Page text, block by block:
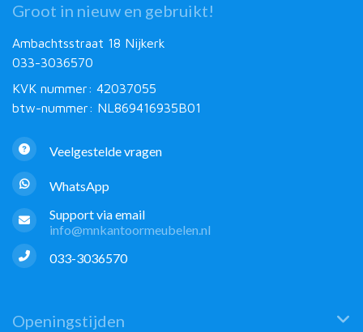
Groot in nieuw en gebruikt!
Ambachtsstraat 18 Nijkerk
033-3036570
KVK nummer: 42037055
btw-nummer: NL869416935B01
Veelgestelde vragen
WhatsApp
Support via email
info@mnkantoormeubelen.nl
033-3036570
Openingstijden